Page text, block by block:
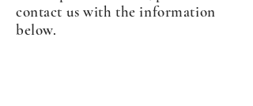
contact us with the information
below.